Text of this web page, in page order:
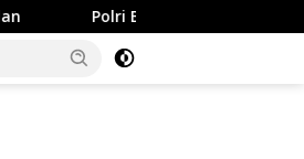
Bangun 40 Titik Sumur Bor untuk